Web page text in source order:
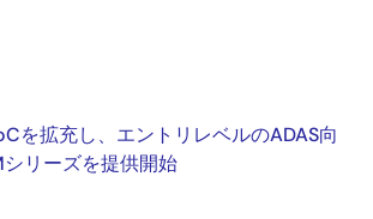
を拡充し、エントリレベルのADAS向
リーズを提供開始